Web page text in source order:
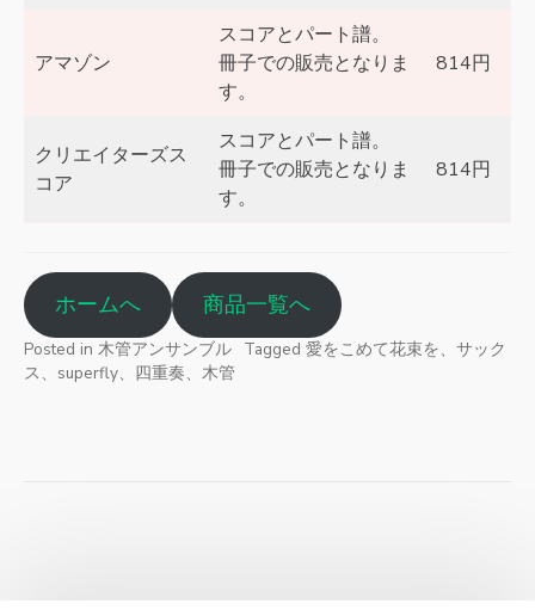
アマゾン
スコアとパート譜。
冊子での販売となりま
す。
814円
クリエイターズス
コア
スコアとパート譜。
冊子での販売となりま
す。
814円
ホームへ 商品一覧へ
Posted in 木管アンサンブル Tagged 愛をこめて花束を、サック
ス、superfly、四重奏、木管